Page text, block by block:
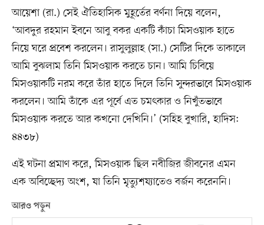
আয়েশা (রা.) সেই ঐতিহাসিক মুহূর্তের বর্ণনা দিয়ে বলেন,
‘আবদুর রহমান ইবনে আবু বকর একটি কাঁচা মিসওয়াক হাতে
নিয়ে ঘরে প্রবেশ করলেন। রাসুলুল্লাহ (সা.) সেটির দিকে তাকালে
আমি বুঝলাম তিনি মিসওয়াক করতে চান। আমি চিবিয়ে
মিসওয়াকটি নরম করে তাঁর হাতে দিলে তিনি সুন্দরভাবে মিসওয়াক
করলেন। আমি তাঁকে এর পূর্বে এত চমৎকার ও নিখুঁতভাবে
মিসওয়াক করতে আর কখনো দেখিনি।’ (সহিহ বুখারি, হাদিস:
৪৪৩৮)
এই ঘটনা প্রমাণ করে, মিসওয়াক ছিল নবীজির জীবনের এমন
এক অবিচ্ছেদ্য অংশ, যা তিনি মৃত্যুশয্যাতেও বর্জন করেননি।
আরও পড়ুন